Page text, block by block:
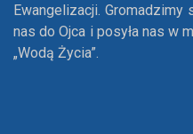
Ewangelizacji. Gromadzimy
nas do Ojca i posyła nas w
„Wodą Życia”.